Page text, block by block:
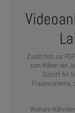
Zusätzlich zur
zum Nähen der
Schritt für
Frauenvariante,
Weitere